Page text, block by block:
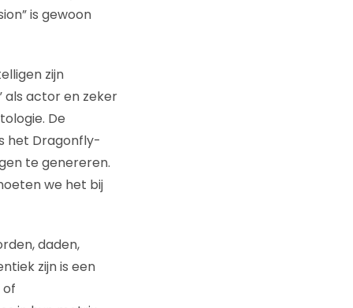
is gewoon
zijn
als actor en zeker
De
het Dragonfly-
te genereren.
we het bij
daden,
zijn is een